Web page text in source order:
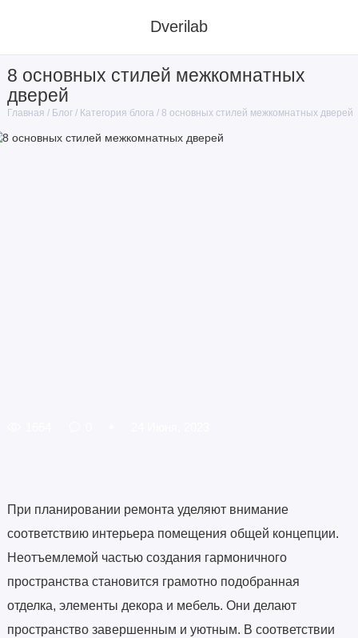
Dverilab
8 основных стилей межкомнатных
дверей
Главная Блог Категория блога 8 основных стилей межкомнатных дверей
При планировании ремонта уделяют внимание
соответствию интерьера помещения общей концепции.
Неотъемлемой частью создания гармоничного
пространства становится грамотно подобранная
отделка, элементы декора и мебель. Они делают
пространство завершенным и уютным. В соответствии